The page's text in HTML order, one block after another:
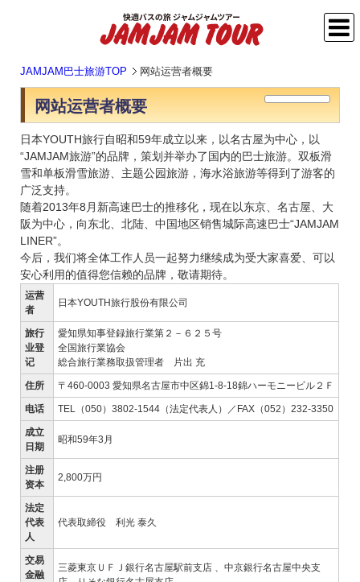
JAMJAM巴士旅游TOP 网站运营者概要
网站运营者概要
日本YOUTH旅行自昭和59年成立以来，以名古屋为中心，以
“JAMJAM旅游”的品牌，策划并举办了国内的巴士旅游。双板滑
雪和单板滑雪旅游、主题公园旅游，海水浴旅游等得到了游客的
广泛支持。
随着2013年8月新高速巴士的推移化，现在以东京、名古屋、大
阪为中心，向东北、北陆、中国地区销售城际高速巴士“JAMJAM
LINER”。
今后，我们将全体工作人员一起努力继续成为受大家喜爱、可以
安心利用的值得您信赖的品牌，敬请期待。
运营
者
日本YOUTH旅行股份有限公司
旅行
业登
记
愛知県知事登録旅行業第２－６２５号
全国旅行業協会
総合旅行業務取扱管理者 片出 充
住所 〒460-0003 愛知県名古屋市中区錦1-8-18錦ハーモニービル２Ｆ
电话 TEL（050）3802-1544（法定代表人）／FAX（052）232-3350
成立
日期
昭和59年3月
注册
资本
2,800万円
法定
代表
人
代表取締役 利光 泰久
交易
金融
三菱東京ＵＦＪ銀行名古屋駅前支店 、中京銀行名古屋中央支